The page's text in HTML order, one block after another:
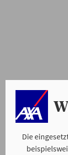
Die